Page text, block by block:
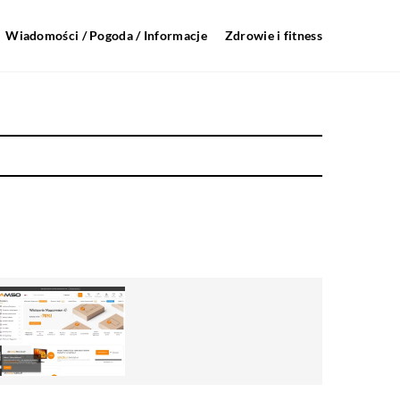
Wiadomości / Pogoda / Informacje Zdrowie i fitness